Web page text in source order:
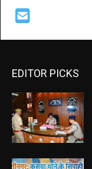
EDITOR PICKS